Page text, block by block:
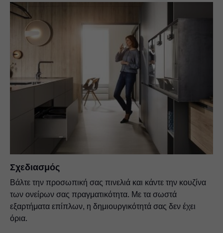
Σχεδιασμός
Βάλτε την προσωπική σας πινελιά και κάντε την κουζίνα
των ονείρων σας πραγματικότητα. Με τα σωστά
εξαρτήματα επίπλων, η δημιουργικότητά σας δεν έχει
όρια.